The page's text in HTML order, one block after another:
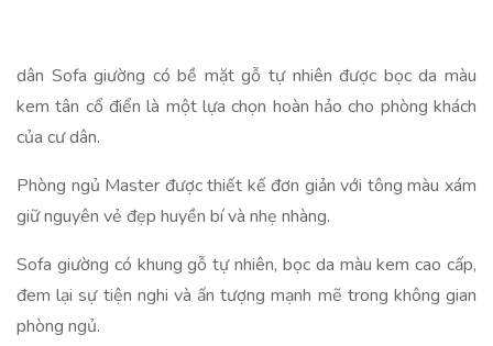
dân Sofa giường có bề mặt gỗ tự nhiên được bọc da màu
kem tân cổ điển là một lựa chọn hoàn hảo cho phòng khách
của cư dân.
Phòng ngủ Master được thiết kế đơn giản với tông màu xám
giữ nguyên vẻ đẹp huyền bí và nhẹ nhàng.
Sofa giường có khung gỗ tự nhiên, bọc da màu kem cao cấp,
đem lại sự tiện nghi và ấn tượng mạnh mẽ trong không gian
phòng ngủ.